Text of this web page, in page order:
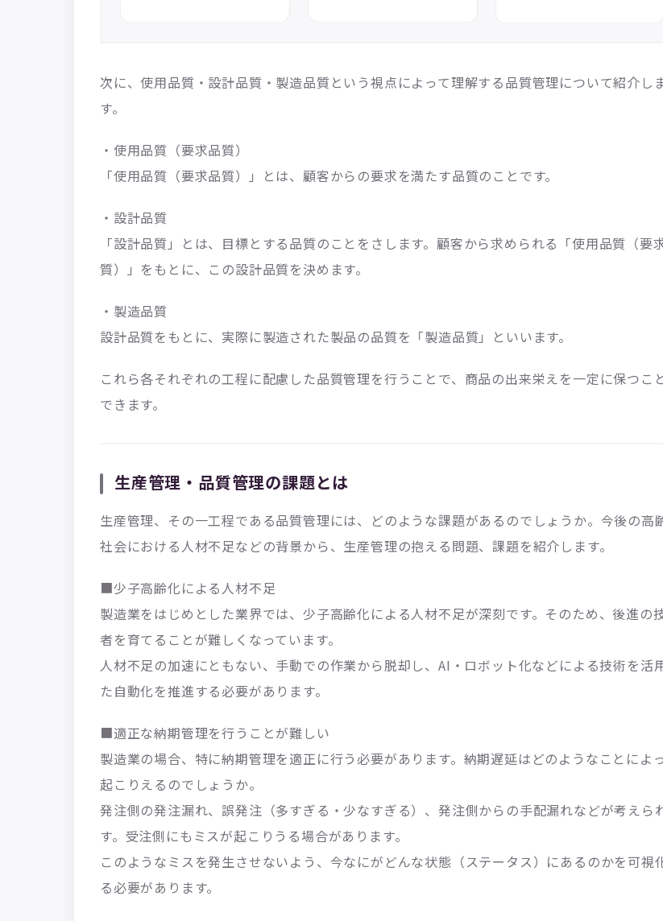
次に、使用品質・設計品質・製造品質という視点によって理解する品質管理について紹介し
す。
・使用品質（要求品質）
「使用品質（要求品質）」とは、顧客からの要求を満たす品質のことです。
・設計品質
「設計品質」とは、目標とする品質のことをさします。顧客から求められる「使用品質（要
質）」をもとに、この設計品質を決めます。
・製造品質
設計品質をもとに、実際に製造された製品の品質を「製造品質」といいます。
これら各それぞれの工程に配慮した品質管理を行うことで、商品の出来栄えを一定に保つこ
できます。
生産管理・品質管理の課題とは
生産管理、その一工程である品質管理には、どのような課題があるのでしょうか。今後の高
社会における人材不足などの背景から、生産管理の抱える問題、課題を紹介します。
■少子高齢化による人材不足
製造業をはじめとした業界では、少子高齢化による人材不足が深刻です。そのため、後進の
者を育てることが難しくなっています。
人材不足の加速にともない、手動での作業から脱却し、AI・ロボット化などによる技術を活
た自動化を推進する必要があります。
■適正な納期管理を行うことが難しい
製造業の場合、特に納期管理を適正に行う必要があります。納期遅延はどのようなことによ
起こりえるのでしょうか。
発注側の発注漏れ、誤発注（多すぎる・少なすぎる）、発注側からの手配漏れなどが考えら
す。受注側にもミスが起こりうる場合があります。
このようなミスを発生させないよう、今なにがどんな状態（ステータス）にあるのかを可視
る必要があります。